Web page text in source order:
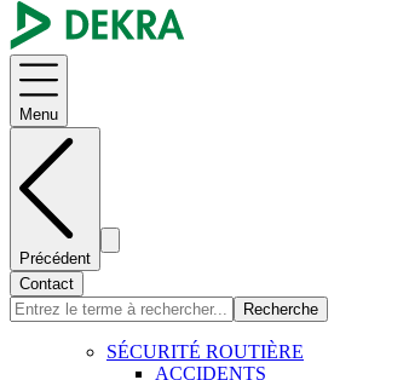
Menu
Précédent
Contact
Recherche
SÉCURITÉ ROUTIÈRE
ACCIDENTS